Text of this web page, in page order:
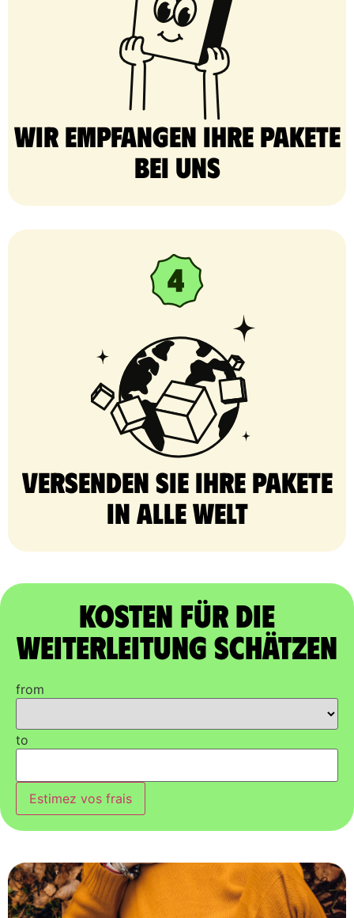
Wir empfangen Ihre Pakete
bei uns
Versenden Sie Ihre Pakete
in alle Welt
Kosten für die
Weiterleitung schätzen
from
to
Estimez vos frais